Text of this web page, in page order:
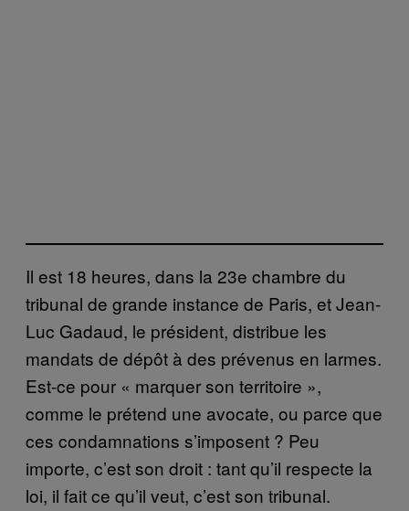
Il est 18 heures, dans la 23e chambre du
tribunal de grande instance de Paris, et Jean-
Luc Gadaud, le président, distribue les
mandats de dépôt à des prévenus en larmes.
Est-ce pour « marquer son territoire »,
comme le prétend une avocate, ou parce que
ces condamnations s’imposent ? Peu
importe, c’est son droit : tant qu’il respecte la
loi, il fait ce qu’il veut, c’est son tribunal.